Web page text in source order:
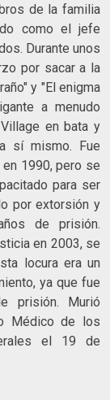
de la familia
como el jefe
Durante unos
por sacar a la
y "El enigma
a menudo
en bata y
sí mismo. Fue
1990, pero se
para ser
por extorsión y
de prisión.
en 2003, se
locura era un
ya que fue
prisión. Murió
Médico de los
el 19 de